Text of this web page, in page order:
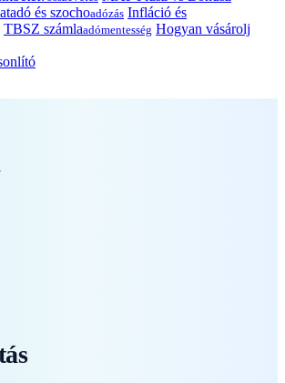
és szochoadózás Infláció és
TBSZ számlaadómentesség Hogyan vásárolj